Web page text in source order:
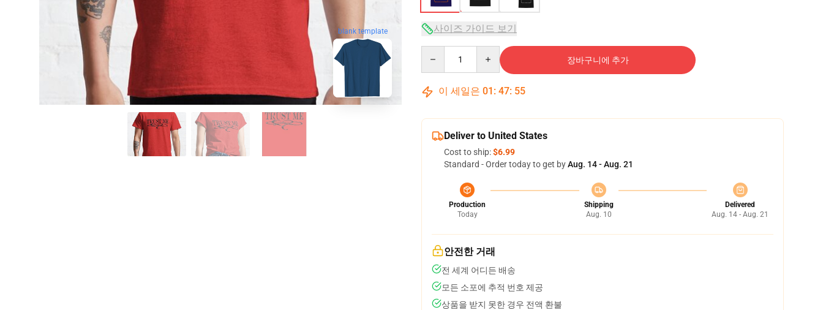
blank template 사이즈 가이드 보기
장바구니에 추가
이 세일은 01 : 47: 54
Deliver to United States
Cost to ship:$6.99
Standard - Order today to get byAug. 14 - Aug. 21
Production
Today
Shipping
Aug. 10
Delivered
Aug. 14 - Aug. 21
안전한 거래
전 세계 어디든 배송
모든 소포에 추적 번호 제공
상품을 받지 못한 경우 전액 환불